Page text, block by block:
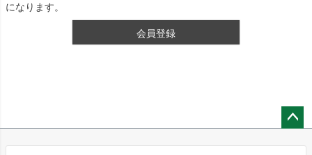
になります。
会員登録